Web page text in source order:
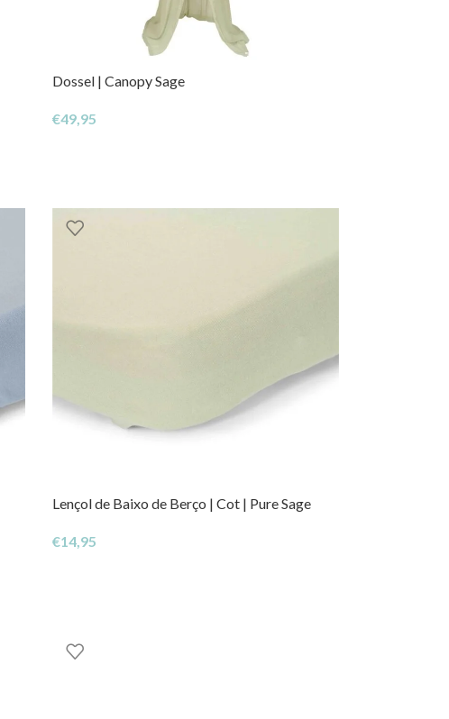
Dossel | Canopy Sage
€49,95
Lençol de Baixo de Berço | Cot | Pure Sage
€14,95